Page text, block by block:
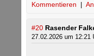
Kommentieren |
#20 Rasender
27.02.2026 um 12:21